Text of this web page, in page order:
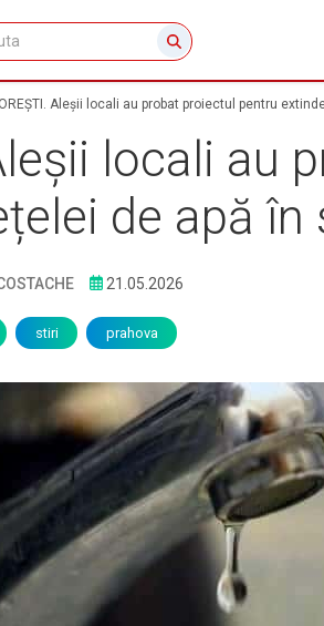
Aleșii locali au probat proiectul pentru
locali au
de apă
21.05.2026
stiri prahova